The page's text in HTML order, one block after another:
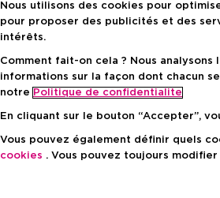
Nous utilisons des cookies pour
pour proposer des publicités et des
intérêts.
Comment fait-on cela ? Nous
informations sur la façon dont chacun
notre Politique de confidentialite
En cliquant sur le bouton “Accepter”,
Vous pouvez également définir quels
cookies . Vous pouvez toujours